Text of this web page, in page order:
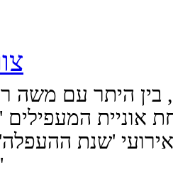
היתר עם משה
אוניית
'שנת
המעפילים 'פייסס'